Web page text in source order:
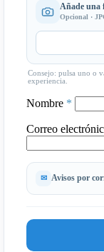
Añade una
Opcional ·
Consejo: pulsa uno o
experiencia.
Nombre *
Correo
Avisos por